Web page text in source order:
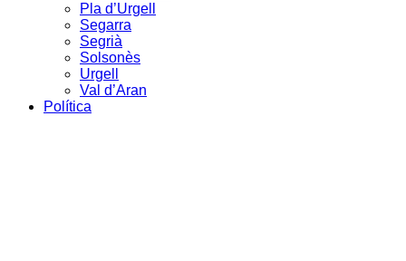
Pla d’Urgell
Segarra
Segrià
Solsonès
Urgell
Val d’Aran
Política